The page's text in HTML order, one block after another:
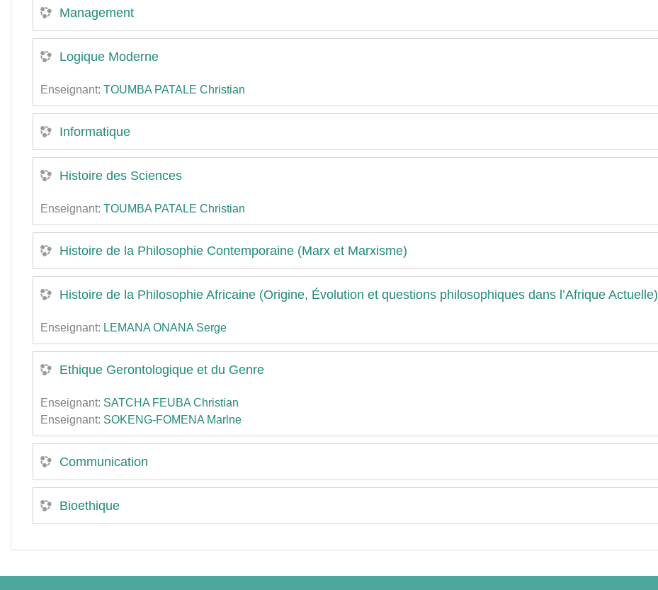
Management
Logique Moderne
Enseignant: TOUMBA PATALE Christian
Informatique
Histoire des Sciences
Enseignant: TOUMBA PATALE Christian
Histoire de la Philosophie Contemporaine (Marx et Marxisme)
Histoire de la Philosophie Africaine (Origine, Évolution et questions philosophiques dans l’Afrique Actuelle)
Enseignant: LEMANA ONANA Serge
Ethique Gerontologique et du Genre
Enseignant: SATCHA FEUBA Christian
Enseignant: SOKENG-FOMENA Marlne
Communication
Bioethique